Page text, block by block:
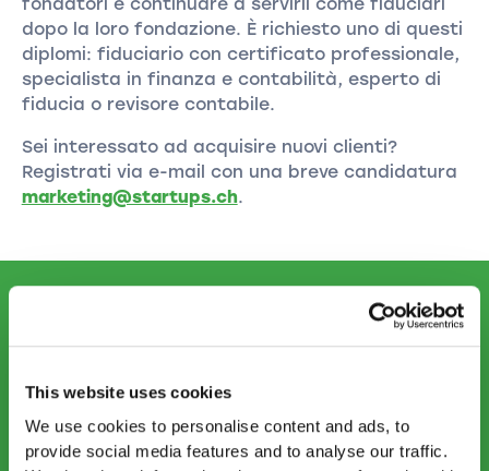
This website uses cookies
We use cookies to personalise content and ads, to
provide social media features and to analyse our traffic.
fondatori e continuare a servirli come fiduciari
dopo la loro fondazione. È richiesto uno di questi
diplomi: fiduciario con certificato professionale,
specialista in finanza e contabilità, esperto di
fiducia o revisore contabile.
Sei interessato ad acquisire nuovi clienti?
Registrati via e-mail con una breve candidatura
marketing@startups.ch.
CONTATTATECI
Prenotare un appuntamento
+41 91 922 81 32